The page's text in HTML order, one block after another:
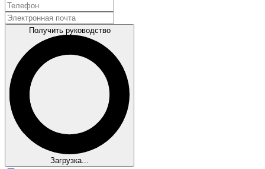
Получить руководство
Загрузка...